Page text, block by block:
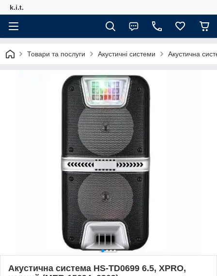
k.i.t.
Товари та послуги Акустичні системи Акустична
Акустична система HS-TD0699 6.5, XPRO,